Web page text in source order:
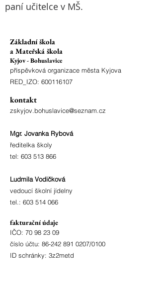
paní učitelce v MŠ.
Základní škola
a Mateřská škola
Kyjov - Bohuslavice
příspěvková organizace města Kyjova
RED_IZO: 600116107
kontakt
zskyjov.bohuslavice@seznam.cz
Mgr. Jovanka Rybová
ředitelka školy
tel: 603 513 866
Ludmila Vodičková
vedoucí školní jídelny
tel.: 603 514 066
fakturační údaje
IČO: 70 98 23 09
číslo účtu: 86-242 891 0207/0100
ID schránky: 3z2metd